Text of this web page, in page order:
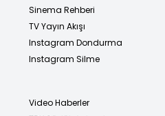
Sinema Rehberi
TV Yayın Akışı
Instagram Dondurma
Instagram Silme
Video Haberler